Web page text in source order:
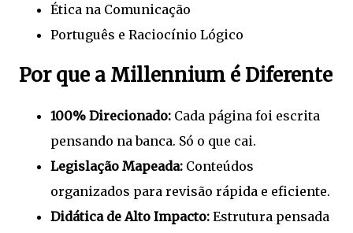
Ética na Comunicação
Português e Raciocínio Lógico
Por que a Millennium é Diferente
100% Direcionado: Cada página foi escrita
pensando na banca. Só o que cai.
Legislação Mapeada: Conteúdos
organizados para revisão rápida e eficiente.
Didática de Alto Impacto: Estrutura pensada